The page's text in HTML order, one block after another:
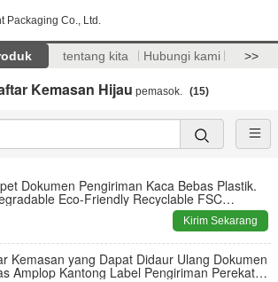
Packaging Co., Ltd.
tentang kita Hubungi kami >>
Kemasan Hijau pemasok. (15)
Dokumen Pengiriman Kaca Bebas Plastik.
Eco-Friendly Recyclable FSC
Bulk Custom Enclosed WalletKirim Sekarang
Kemasan yang Dapat Didaur Ulang Dokumen
Amplop Kantong Label Pengiriman Perekat